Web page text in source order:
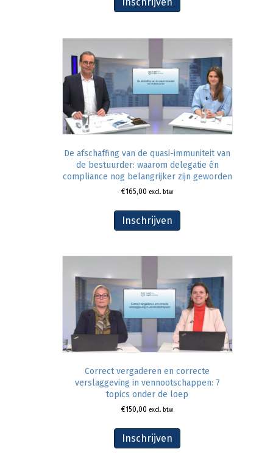
De afschaffing van de quasi-immuniteit van
de bestuurder: waarom delegatie én
compliance nog belangrijker zijn geworden
€165,00 excl. btw
Inschrijven
Correct vergaderen en correcte
verslaggeving in vennootschappen: 7
topics onder de loep
€150,00 excl. btw
Inschrijven